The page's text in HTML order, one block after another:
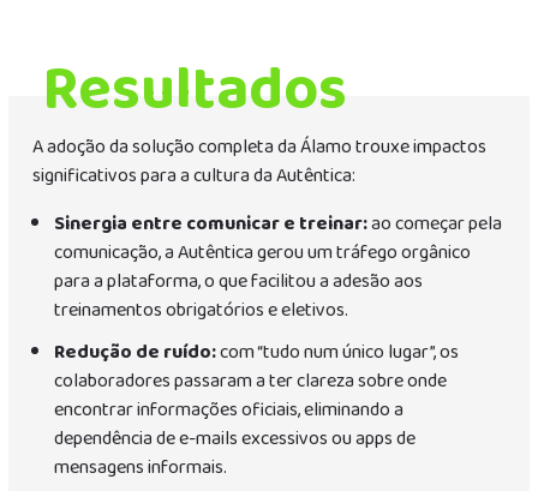
Resultados
A adoção da solução completa da Álamo trouxe impactos
significativos para a cultura da Autêntica:
Sinergia entre comunicar e treinar:ao começar pela
comunicação, a Autêntica gerou um tráfego orgânico
para a plataforma, o que facilitou a adesão aos
treinamentos obrigatórios e eletivos.
Redução de ruído:com “tudo num único lugar”, os
colaboradores passaram a ter clareza sobre onde
encontrar informações oficiais, eliminando a
dependência de e-mails excessivos ou apps de
mensagens informais.